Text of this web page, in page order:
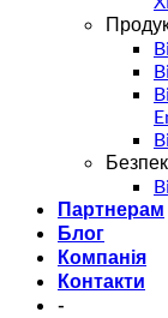
Партнерам
Блог
Компанія
Контакти
-